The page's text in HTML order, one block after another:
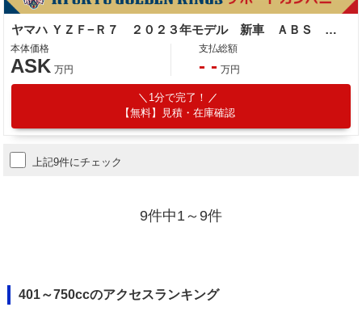
ヤマハ ＹＺＦ−Ｒ７ ２０２３年モデル 新車 ＡＢＳ アシスト＆スリッパ−クラッチ フルＬＣＤメーター ＬＥＤヘッドランプ
本体価格
ASK 万円
支払総額
- - 万円
1分で完了！
【無料】見積・在庫確認
上記9件にチェック
9件中1～9件
401～750ccのアクセスランキング